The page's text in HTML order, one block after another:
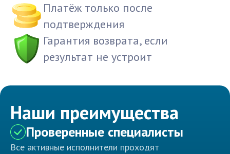
Платёж только после
подтверждения
Гарантия возврата, если
результат не устроит
Наши преимущества
Проверенные специалисты
Все активные исполнители проходят